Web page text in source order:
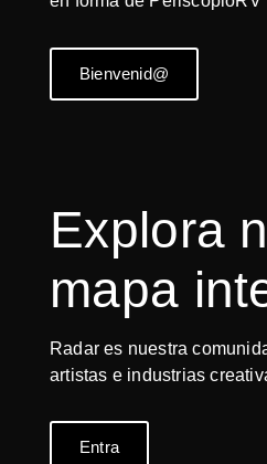
Bienvenid@
Explora
mapa
Radar es nuestra
artistas e industrias
Entra